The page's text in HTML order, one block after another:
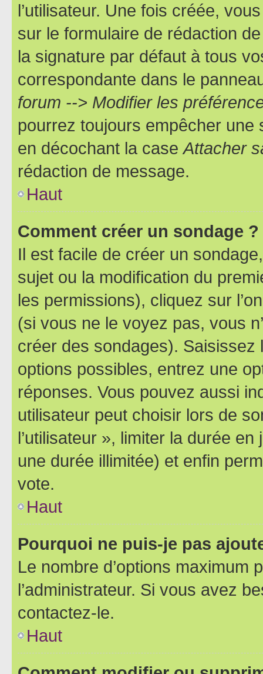
l’utilisateur. Une fois créée,
sur le formulaire de rédaction
la signature par défaut à tous
correspondante dans le
forum --> Modifier les
pourrez toujours empêcher une
en décochant la caseAttacher
rédaction de message.
Haut
Comment créer un sondage ?
Il est facile de créer un
sujet ou la modification du
les permissions), cliquez sur
(si vous ne le voyez pas, vous
créer des sondages).
options possibles, entrez une
réponses. Vous pouvez aussi
utilisateur peut choisir lors de
l’utilisateur », limiter la durée
une durée illimitée) et enfin
vote.
Haut
Pourquoi ne puis-je pas
Le nombre d’options maximum
l’administrateur. Si vous avez
contactez-le.
Haut